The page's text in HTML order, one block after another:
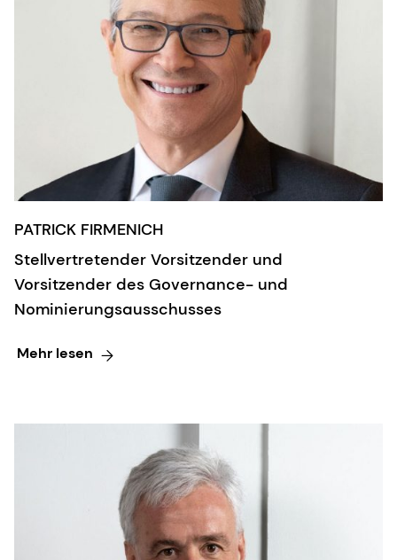
PATRICK FIRMENICH
Stellvertretender Vorsitzender und
Vorsitzender des Governance- und
Nominierungsausschusses
Mehr lesen